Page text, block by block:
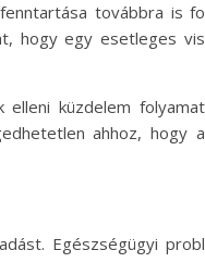
továbbra is
egy esetleges
küzdelem
ahhoz, hogy
Egészségügyi